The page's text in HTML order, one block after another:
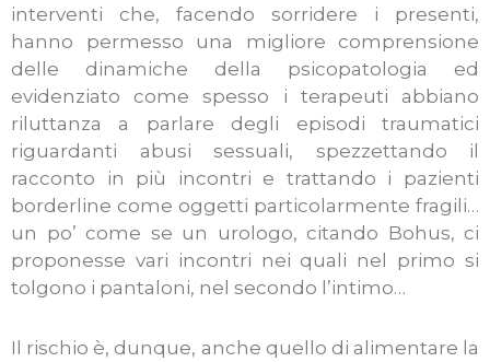
interventi che, facendo sorridere i presenti,
hanno permesso una migliore comprensione
delle dinamiche della psicopatologia ed
evidenziato come spesso i terapeuti abbiano
riluttanza a parlare degli episodi traumatici
riguardanti abusi sessuali, spezzettando il
racconto in più incontri e trattando i pazienti
borderline come oggetti particolarmente fragili…
un po’ come se un urologo, citando Bohus, ci
proponesse vari incontri nei quali nel primo si
tolgono i pantaloni, nel secondo l’intimo…
Il rischio è, dunque, anche quello di alimentare la